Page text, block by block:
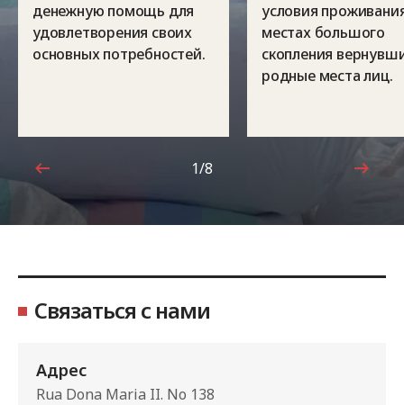
денежную помощь для
удовлетворения своих
основных потребностей.
условия
местах большого
скопления
родные места лиц.
1 из 8
1/8
Связаться с нами
Адрес
Rua Dona Maria II. No 138